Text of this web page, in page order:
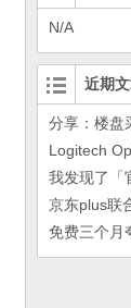
N/A
近期
京东plus联
免费三个月